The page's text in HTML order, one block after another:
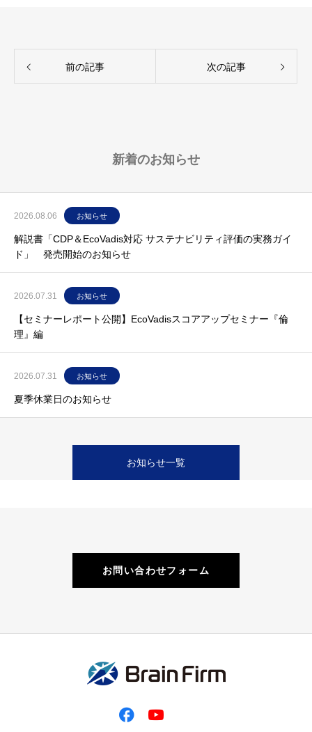
前の記事 次の記事
新着のお知らせ
2026.08.06 お知らせ
解説書「CDP＆EcoVadis対応 サステナビリティ評価の実務ガイ
ド」 発売開始のお知らせ
2026.07.31 お知らせ
【セミナーレポート公開】EcoVadisスコアアップセミナー『倫
理』編
2026.07.31 お知らせ
夏季休業日のお知らせ
お知らせ一覧
お問い合わせフォーム